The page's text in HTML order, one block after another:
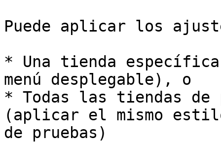
Puede aplicar los
* Una tienda
menú desplegable), o
* Todas las tiendas
(aplicar el mismo
de pruebas)